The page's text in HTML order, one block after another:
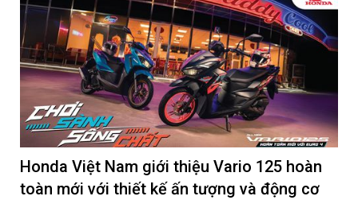
Honda Việt Nam giới thiệu Vario 125 hoàn
toàn mới với thiết kế ấn tượng và động cơ